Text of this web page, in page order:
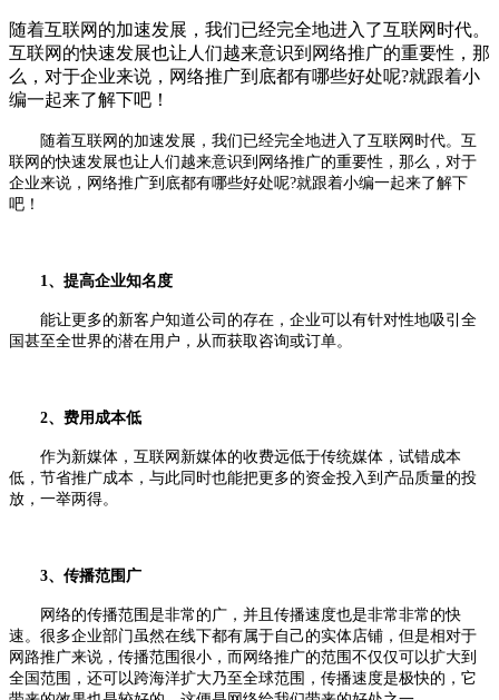
随着互联网的加速发展，我们已经完全地进入了互联网时代。
互联网的快速发展也让人们越来意识到网络推广的重要性，那
么，对于企业来说，网络推广到底都有哪些好处呢?就跟着小
编一起来了解下吧！
随着互联网的加速发展，我们已经完全地进入了互联网时代。互
联网的快速发展也让人们越来意识到网络推广的重要性，那么，对于
企业来说，网络推广到底都有哪些好处呢?就跟着小编一起来了解下
吧！
1、提高企业知名度
能让更多的新客户知道公司的存在，企业可以有针对性地吸引全
国甚至全世界的潜在用户，从而获取咨询或订单。
2、费用成本低
作为新媒体，互联网新媒体的收费远低于传统媒体，试错成本
低，节省推广成本，与此同时也能把更多的资金投入到产品质量的投
放，一举两得。
3、传播范围广
网络的传播范围是非常的广，并且传播速度也是非常非常的快
速。很多企业部门虽然在线下都有属于自己的实体店铺，但是相对于
网路推广来说，传播范围很小，而网络推广的范围不仅仅可以扩大到
全国范围，还可以跨海洋扩大乃至全球范围，传播速度是极快的，它